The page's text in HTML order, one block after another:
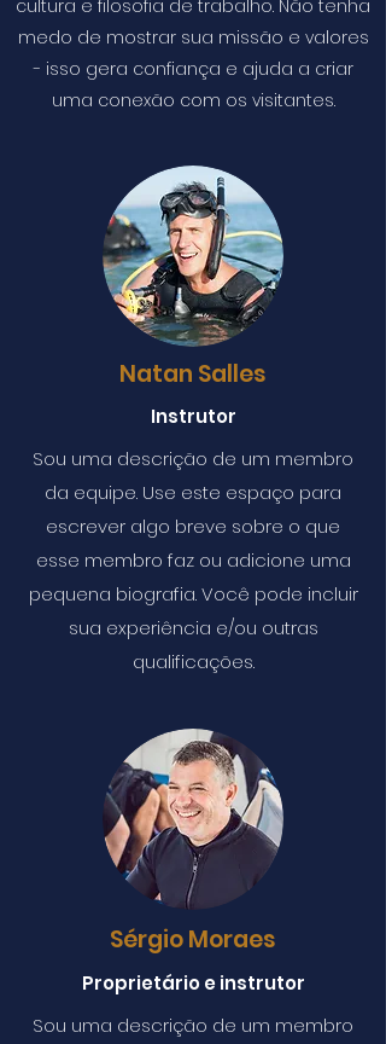
cultura e filosofia de trabalho. Não tenha
medo de mostrar sua missão e valores
- isso gera confiança e ajuda a criar
uma conexão com os visitantes.
Natan Salles
Instrutor
Sou uma descrição de um membro
da equipe. Use este espaço para
escrever algo breve sobre o que
esse membro faz ou adicione uma
pequena biografia. Você pode incluir
sua experiência e/ou outras
qualificações.
Sérgio Moraes
Proprietário e instrutor
Sou uma descrição de um membro